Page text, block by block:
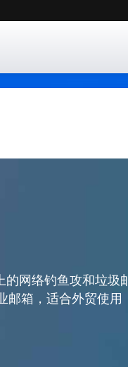
网络钓鱼攻和垃圾
邮箱，适合外贸使用